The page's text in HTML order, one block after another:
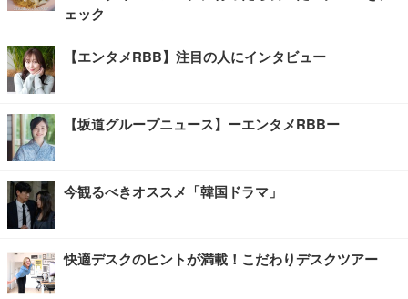
ェック
【エンタメRBB】注目の人にインタビュー
【坂道グループニュース】ーエンタメRBBー
今観るべきオススメ「韓国ドラマ」
快適デスクのヒントが満載！こだわりデスクツアー